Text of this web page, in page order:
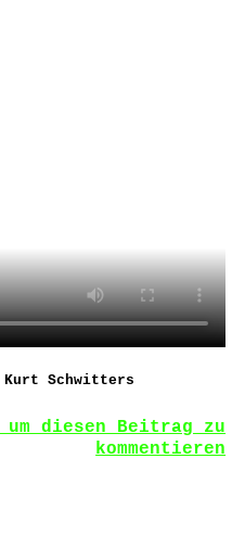
Schwitters
um diesen Beitrag zu
kommentieren